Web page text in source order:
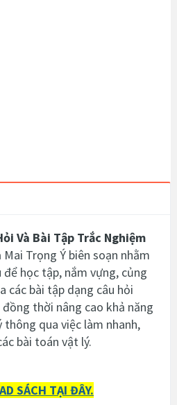
Và Bài Tập Trắc Nghiệm
Trọng Ý biên soạn nhằm
học tập, nắm vựng, củng
các bài tập dạng câu hỏi
thời nâng cao khả năng
qua việc làm nhanh,
bài toán vật lý.
SÁCH TẠI ĐÂY.